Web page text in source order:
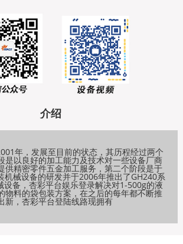
介绍
年，发展至目前的状态，其历程经过两个
是以良好的加工能力及技术对一些设备厂商
供精密零件五金加工服务，第二个阶段是于
机械设备的研发并于2006年推出了GH240系
设备，杏彩平台娱乐登录解决对1-500g的液
物料的袋包装方案，在之后的每年都不断推
新，杏彩平台登陆线路现拥有